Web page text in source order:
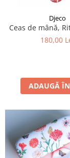
Djeco
Ceas de mână,
180,00
ADAUGĂ